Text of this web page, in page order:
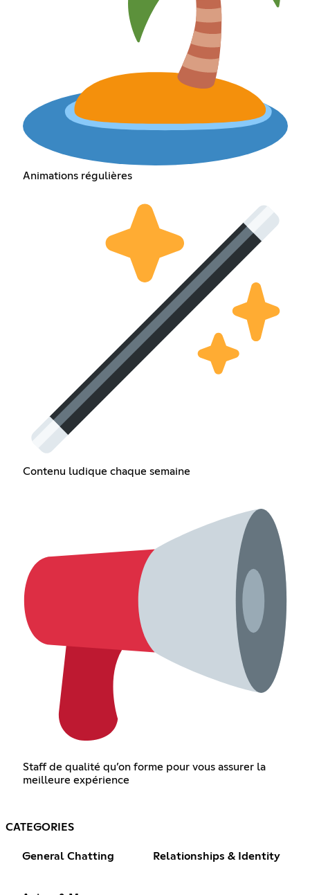
Animations régulières
Contenu ludique chaque semaine
Staff de qualité qu’on forme pour vous assurer la
meilleure expérience
CATEGORIES
General Chatting Relationships & Identity